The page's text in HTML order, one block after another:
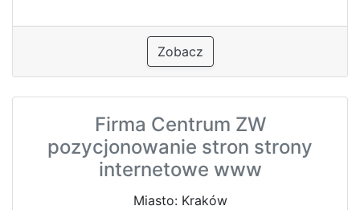
Zobacz
Firma Centrum ZW
pozycjonowanie stron strony
internetowe www
Miasto: Kraków